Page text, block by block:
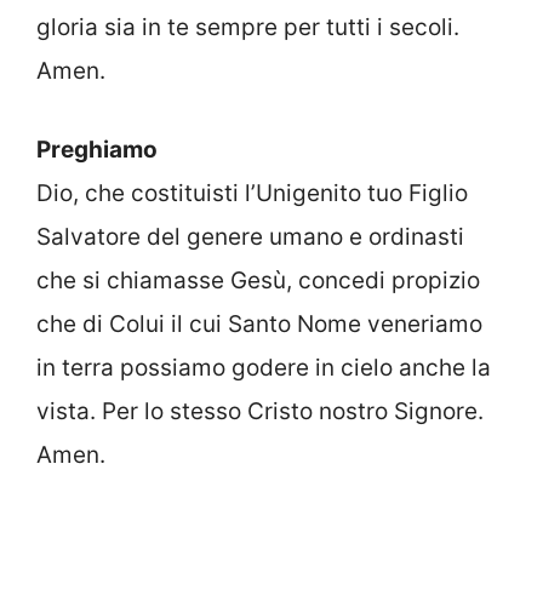
gloria sia in te sempre per tutti i secoli.
Amen.
Preghiamo
Dio, che costituisti l’Unigenito tuo Figlio
Salvatore del genere umano e ordinasti
che si chiamasse Gesù, concedi propizio
che di Colui il cui Santo Nome veneriamo
in terra possiamo godere in cielo anche la
vista. Per lo stesso Cristo nostro Signore.
Amen.